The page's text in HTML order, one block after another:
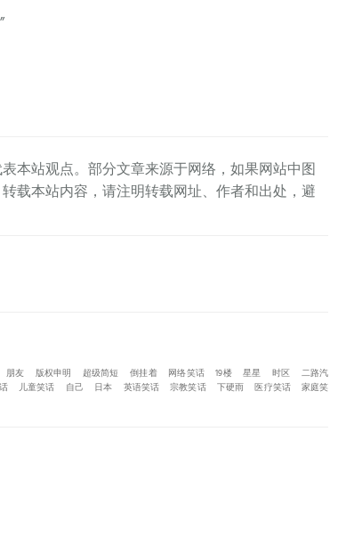
本站观点。部分文章来源于网络，如果网站中图
载本站内容，请注明转载网址、作者和出处，避
朋友 版权申明 超级简短 倒挂着 网络笑话 19楼 星星 时区
二路汽
儿童笑话 自己 日本 英语笑话 宗教笑话 下硬雨 医疗笑话
家庭笑